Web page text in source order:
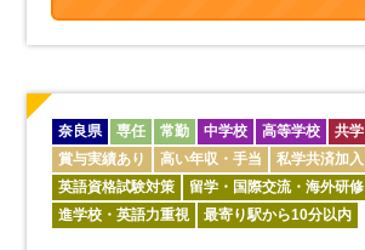
奈良県 専任 常勤 中学校 高等学校 共学
賞与実績あり
高い年収・手当
私学共済加入
英語資格試験対策
留学・国際交流・海外研修
進学校・英語力重視
最寄り駅から10分以内